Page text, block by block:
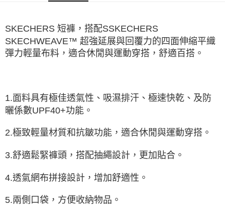
2.基於同意付款使用「大哥付你分期」之契約關係目的，商店將以您的個人
資料（包含姓名、電話或地址）提供予台灣大哥大進項蒐集、處理及利用，
由本公司與您本人進行分期帳單所需資料之確認、核對及更正。
3.完整用戶服務條款，請詳閱以下連結：https://oppay.tw/userRule
SKECHERS 短褲，搭配SSKECHERS
SKECHWEAVE™ 超強延展與回覆力的四面伸縮平織
彈力輕量布料，適合休閒與運動穿搭，舒適百搭。
1.面料具有極佳透氣性、吸濕排汗、極速快乾、及防
曬係數UPF40+功能。
2.極致輕量材質和抗皺功能，適合休閒與運動穿搭。
3.舒適鬆緊褲頭，搭配抽繩設計，更加貼合。
4.透氣網布拼接設計，增加舒適性。
5.兩側口袋，方便收納物品。